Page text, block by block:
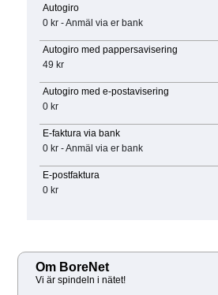
Autogiro
0 kr - Anmäl via er bank
Autogiro med pappersavisering
49 kr
Autogiro med e-postavisering
0 kr
E-faktura via bank
0 kr - Anmäl via er bank
E-postfaktura
0 kr
Om BoreNet
Vi är spindeln i nätet!